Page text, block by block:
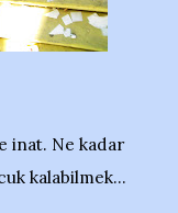
inat. Ne kadar
kalabilmek...